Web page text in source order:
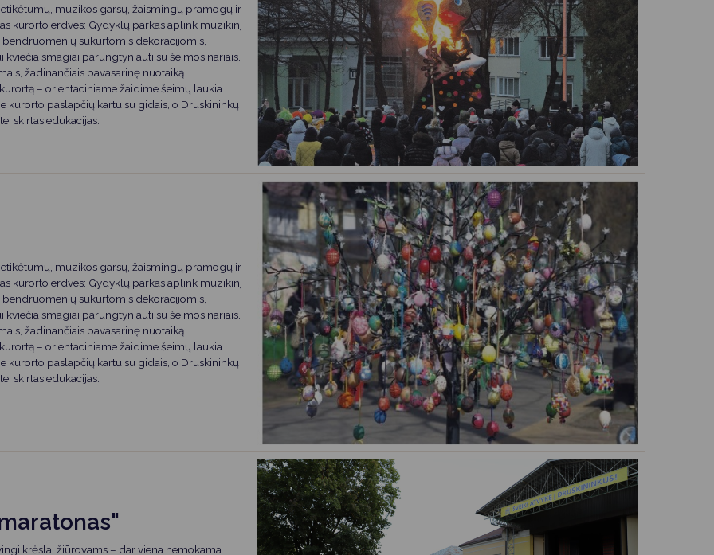
muzikos garsų, žaismingų pramogų ir
kurorto erdves: Gydyklų parkas aplink muzikinį
sukurtomis dekoracijomis,
smagiai parungtyniauti su šeimos nariais.
žadinančiais pavasarinę nuotaiką.
– orientaciniame žaidime šeimų laukia
kurorto paslapčių kartu su gidais, o Druskininkų
skirtas edukacijas.
muzikos garsų, žaismingų pramogų ir
kurorto erdves: Gydyklų parkas aplink muzikinį
sukurtomis dekoracijomis,
smagiai parungtyniauti su šeimos nariais.
žadinančiais pavasarinę nuotaiką.
– orientaciniame žaidime šeimų laukia
kurorto paslapčių kartu su gidais, o Druskininkų
skirtas edukacijas.
krėslai žiūrovams – dar viena nemokama